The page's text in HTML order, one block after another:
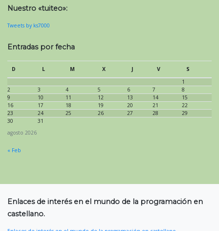
Nuestro «tuiteo»:
Tweets by ks7000
Entradas por fecha
agosto 2026
D L M X J V
S
1
2
3 4 5 6 7
8
9
10 11 12 13 14
15
16
17 18 19 20 21
22
23
24 25 26 27 28
29
30
31
« Feb
Enlaces de interés en el mundo de la programación en
castellano.